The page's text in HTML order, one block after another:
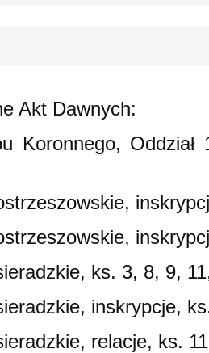
Akt Dawnych:
Koronnego,
ks. 3, 8, 9,
inskrypcje,
relacje, ks.